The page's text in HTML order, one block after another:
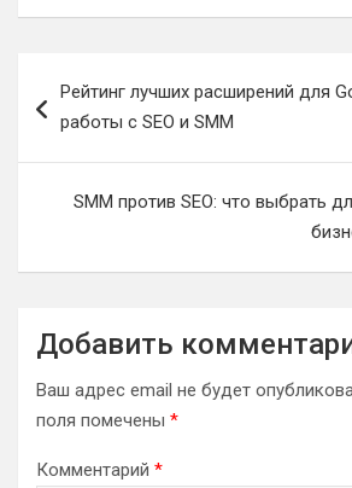
по
Рейтинг лучших расширений для
работы с SEO и SMM
SMM против SEO: что выбрать
Добавить
Ваш адрес email не будет
поля помечены *
Комментарий *